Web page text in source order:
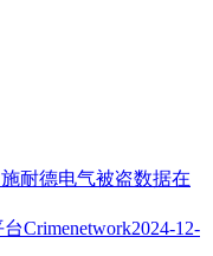
耐德电气被盗数据在
Crimenetwork2024-12-